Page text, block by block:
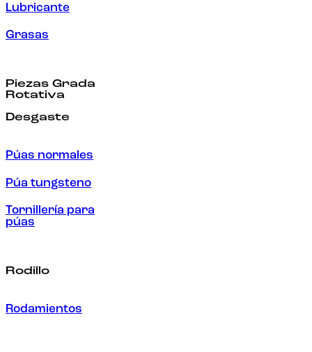
Lubricante
Grasas
Piezas Grada
Rotativa
Desgaste
Púas normales
Púa tungsteno
Tornillería para
púas
Rodillo
Rodamientos